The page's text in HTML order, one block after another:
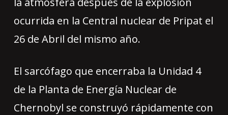
ocurrida en la Central nuclear de Pripat el
26 de Abril del mismo año.
El sarcófago que encerraba la Unidad 4
de la Planta de Energía Nuclear de
Chernobyl se construyó rápidamente con